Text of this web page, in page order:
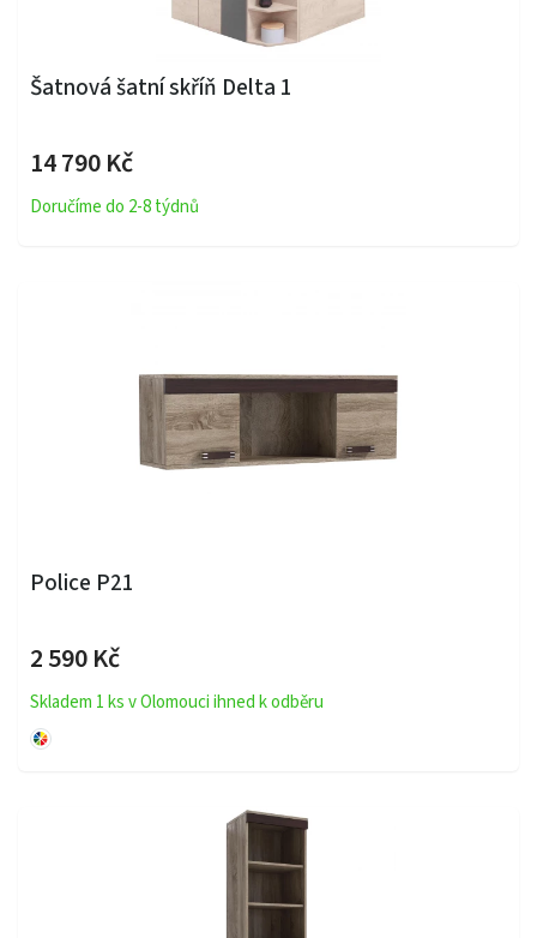
Šatnová šatní skříň Delta 1
14 790 Kč
Doručíme do 2-8 týdnů
Police P21
2 590 Kč
Skladem 1 ks v Olomouci ihned k odběru